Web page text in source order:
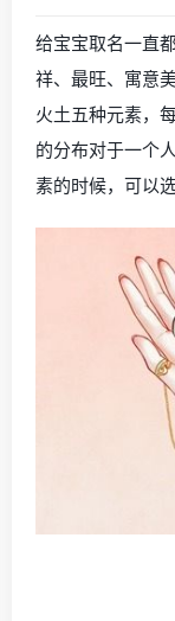
给宝宝取名一直
祥、最旺、寓意
火土五种元素，
的分布对于一个
素的时候，可以